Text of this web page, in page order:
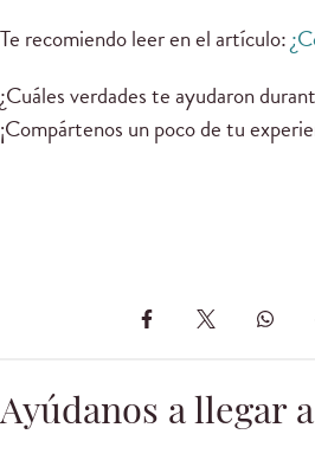
Te recomiendo leer en el artículo:
¿Cuáles verdades te ayudaron
¡Compártenos un poco de tu
Ayúdanos a llegar